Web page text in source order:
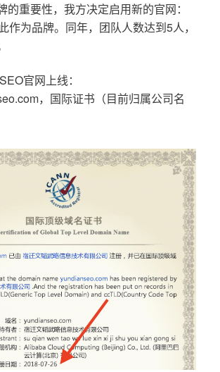
的重要性，我方决定启用新的官网：
作为品牌。同年，团队人数达到5人，
官网上线：
，国际证书（目前归属公司名